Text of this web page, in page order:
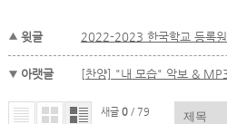
윗글 2022-2023 한국학교 등록원
아랫글 [찬양] "내 모습" 악보 &
새글 0/ 79